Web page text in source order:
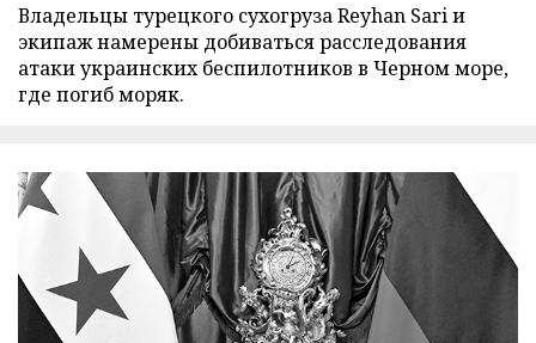
Владельцы турецкого сухогруза Reyhan Sari и
экипаж намерены добиваться расследования
атаки украинских беспилотников в Черном море,
где погиб моряк.